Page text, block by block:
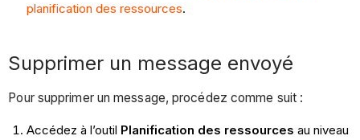
planification des ressources.
Supprimer un message envoyé
Pour supprimer un message, procédez comme suit :
Accédez à l’outil Planification des ressources au niveau